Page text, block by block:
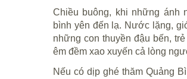
Chiều buông, khi những ánh
bình yên đến lạ. Nước lặng,
những con thuyền đậu bến,
êm đềm xao xuyến cả lòng
Nếu có dịp ghé thăm Quảng